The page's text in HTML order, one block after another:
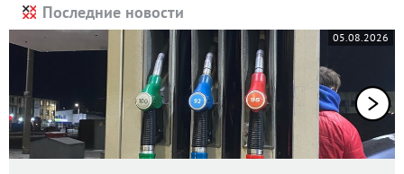
Последние новости
05.08.2026